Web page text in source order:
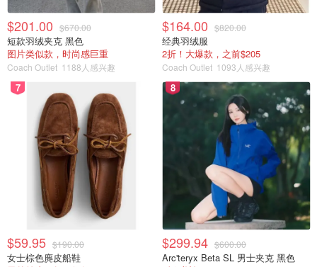
$201.00 $670.00
短款羽绒夹克 黑色
图片类似款，时尚感巨重
Coach Outlet 1188人感兴趣
$164.00 $820.00
经典羽绒服
2折！大爆款，之前$205
Coach Outlet 1093人感兴趣
7
$59.95 $190.00
女士棕色麂皮船鞋
8
$299.94 $600.00
Arc'teryx Beta SL 男士夹克 黑色